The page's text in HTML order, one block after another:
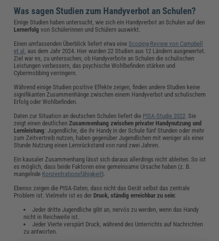
Was sagen Studien zum Handyverbot an Schulen?
Einige Studien haben untersucht, wie sich ein Handyverbot an Schulen auf den
Lernerfolg von Schülerinnen und Schülern auswirkt.
Einen umfassenden Überblick liefert etwa eineScoping-Review von Campbell
et al. aus dem Jahr 2024. Hier wurden 22 Studien aus 12 Ländern ausgewertet.
Ziel war es, zu untersuchen, ob Handyverbote an Schulen die schulischen
Leistungen verbessern, das psychische Wohlbefinden stärken und
Cybermobbing verringern.
Während einige Studien positive Effekte zeigen, finden andere Studien keine
signifikanten Zusammenhänge zwischen einem Handyverbot und schulischem
Erfolg oder Wohlbefinden.
Daten zur Situation an deutschen Schulen liefert die PISA-Studie 2022. Sie
zeigt einen deutlichenZusammenhang zwischen privater Handynutzung und
Lernleistung: Jugendliche, die ihr Handy in der Schule fünf Stunden oder mehr
zum Zeitvertreib nutzen, haben gegenüber Jugendlichen mit weniger als einer
Stunde Nutzung einen Lernrückstand von rund zwei Jahren.
Ein kausaler Zusammenhang lässt sich daraus allerdings nicht ableiten. So ist
es möglich, dass beide Faktoren eine gemeinsame Ursache haben (z. B.
mangelnde Konzentrationsfähigkeit).
Ebenso zeigen die PISA-Daten, dass nicht das Gerät selbst das zentrale
Problem ist. Vielmehr ist es der Druck, ständig erreichbar zu sein:
Jeder dritte Jugendliche gibt an, nervös zu werden, wenn das Handy
nicht in Reichweite ist.
Jeder Vierte verspürt Druck, während des Unterrichts auf Nachrichten
zu antworten.